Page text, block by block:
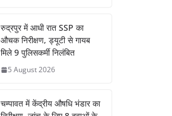
रुद्रपुर में आधी रात SSP का
औचक निरीक्षण, ड्यूटी से गायब
मिले 9 पुलिसकर्मी निलंबित
5 August 2026
चम्पावत में केंद्रीय औषधि भंडार का